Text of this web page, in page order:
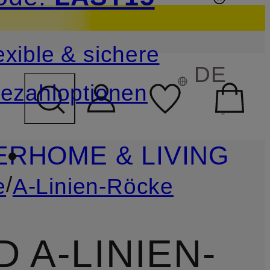
ÜBERSPRINGEN
& sichere
DE
HOME & LIVING
/A-Linien-Röcke
A-LINIEN-